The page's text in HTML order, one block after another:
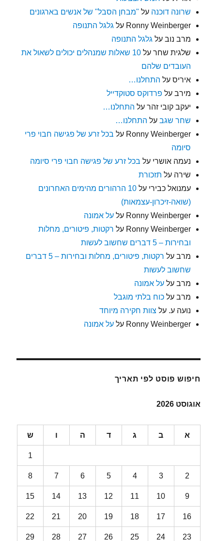
שרונה דוכנה על "מבחן הסבל" של אנשים בארגונים
Ronny Weinberger על גלגל התנופה
מרב נוב על גלגל התנופה
שלגית שחר על
10 שאלות שמנהלים יכולים לשאול את
העובדים שלהם
איריס על התחלנו…
מירב על פרדוקס סטוקדייל
יעקב קובי זהר על התחלנו…
שחר שגב על התחלנו…
Ronny Weinberger על בכל זרע של פגישה חבוי פרי
סיומה
נעמה אושרי על בכל זרע של פגישה חבוי פרי סיומה
שירה על תזכורת
עמנואל כבירי על
10 הרהורים מהימים האחרונים
(שואה-זיכרון-עצמאות)
Ronny Weinberger עלעל אמונה
Ronny Weinberger על רקטות, פיטורים, מחלות
ובחירות – 5 דברים שחשוב לעשות
מרב על
רקטות, פיטורים, מחלות ובחירות – 5 דברים
שחשוב לעשות
מרב עלעל אמונה
מרב עלכוח בלתי מוגבל
נועה ע. על צוות חקירה מיוחד
Ronny Weinberger עלעל אמונה
חיפוש פוסט לפי תאריך
אוגוסט 2026
א ב ג ד ה ו ש
1
2
3
4
5
6
7
8
9
10
11
12
13
14
15
16
17
18
19
20
21
22
23
24
25
26
27
28
29